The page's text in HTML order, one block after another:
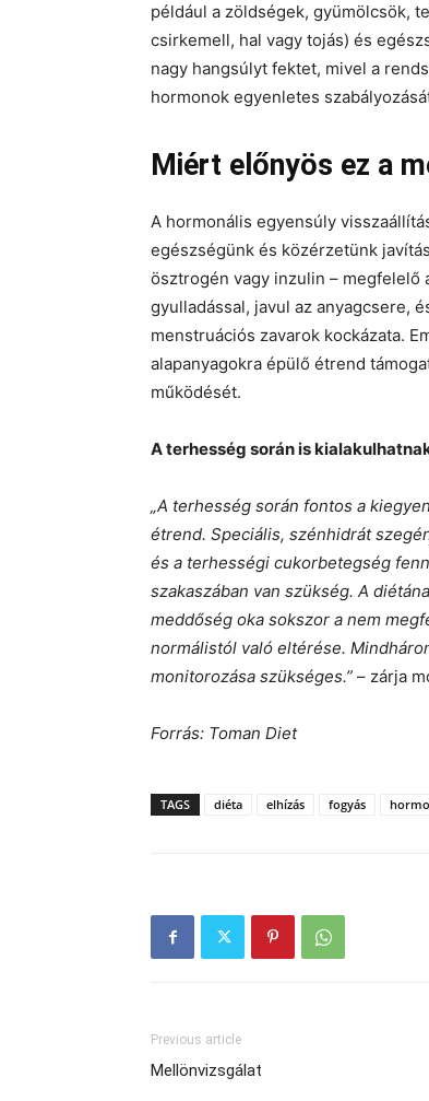
például a zöldségek, gyümölcsök,
csirkemell, hal vagy tojás) és
nagy hangsúlyt fektet, mivel a
hormonok egyenletes
Miért előnyös ez a
A hormonális egyensúly
egészségünk és közérzetünk
ösztrogén vagy inzulin – megfelelő
gyulladással, javul az anyagcsere,
menstruációs zavarok kockázata.
alapanyagokra épülő étrend
működését.
A terhesség során is
„A terhesség során fontos a
étrend. Speciális, szénhidrát
és a terhességi cukorbetegség
szakaszában van szükség. A
meddőség oka sokszor a nem
normálistól való eltérése.
monitorozása szükséges.” – zárja
Forrás: Toman Diet
TAGS diéta elhízás fogyás
Previous article
Mellönvizsgálat